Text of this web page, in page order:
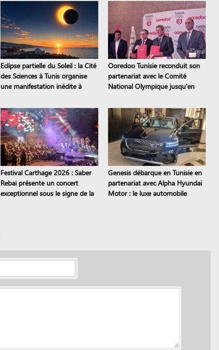
Eclipse partielle du Soleil : la Cité
des Sciences à Tunis organise
une manifestation inédite à
Ooredoo Tunisie reconduit son
partenariat avec le Comité
National Olympique jusqu'en
Festival Carthage 2026 : Saber
Rebai présente un concert
exceptionnel sous le signe de la
Genesis débarque en Tunisie en
partenariat avec Alpha Hyundai
Motor : le luxe automobile